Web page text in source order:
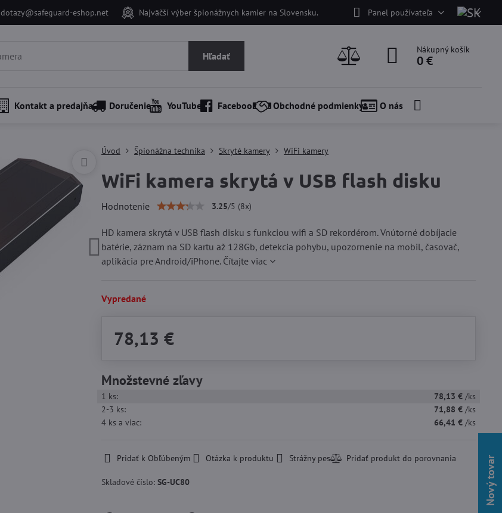
dotazy@safeguard-eshop.net Najväčší výber špionážnych kamier na Slovensku. Panel používateľa
Hľadať
Nákupný košík
0 €
Kontakt a predajňa Doručenie YouTube Facebook Obchodné podmienky O nás
Úvod Špionážna technika Skryté kamery WiFi kamery
WiFi kamera skrytá v USB flash disku
Hodnotenie 3.25/5 (8x)
HD kamera skrytá v USB flash disku s funkciou wifi a SD rekordérom. Vnútorné dobíjacie
batérie, záznam na SD kartu až 128Gb, detekcia pohybu, upozornenie na mobil, časovač,
aplikácia pre Android/iPhone. Čítajte viac
Vypredané
78,13 €
Množstevné zľavy
1 ks: 78,13 € /ks
2-3 ks: 71,88 € /ks
4ks a viac: 66,41 € /ks
Pridať k Obľúbeným Otázka k produktu Strážny pes
Skladové číslo: SG-UC80 Nový tovar